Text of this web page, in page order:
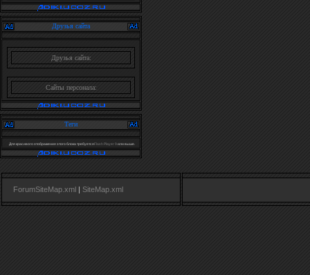
Друзья сайта
Друзья сайта:
Сайты персонала:
Теги
Для красивого отображения этого блока требуетсяFlash Player 9или выше.
ForumSiteMap.xml | SiteMap.xml